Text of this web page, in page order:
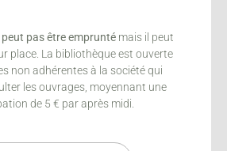
peut pas être empruntémais il peut
place. La bibliothèque est ouverte
non adhérentes à la société qui
les ouvrages, moyennant une
de 5 € par après midi.